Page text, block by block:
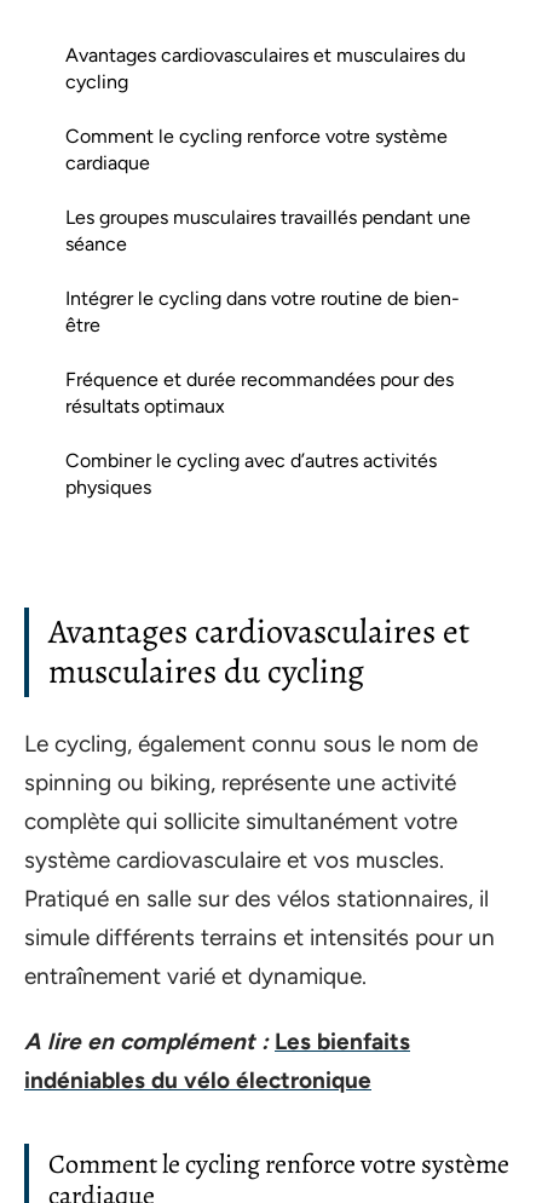
Avantages cardiovasculaires et musculaires du
cycling
Comment le cycling renforce votre système
cardiaque
Les groupes musculaires travaillés pendant une
séance
Intégrer le cycling dans votre routine de bien-
être
Fréquence et durée recommandées pour des
résultats optimaux
Combiner le cycling avec d’autres activités
physiques
Avantages cardiovasculaires et
musculaires du cycling
Le cycling, également connu sous le nom de
spinning ou biking, représente une activité
complète qui sollicite simultanément votre
système cardiovasculaire et vos muscles.
Pratiqué en salle sur des vélos stationnaires, il
simule différents terrains et intensités pour un
entraînement varié et dynamique.
A lire en complément : Les bienfaits
indéniables du vélo électronique
Comment le cycling renforce votre système
cardiaque